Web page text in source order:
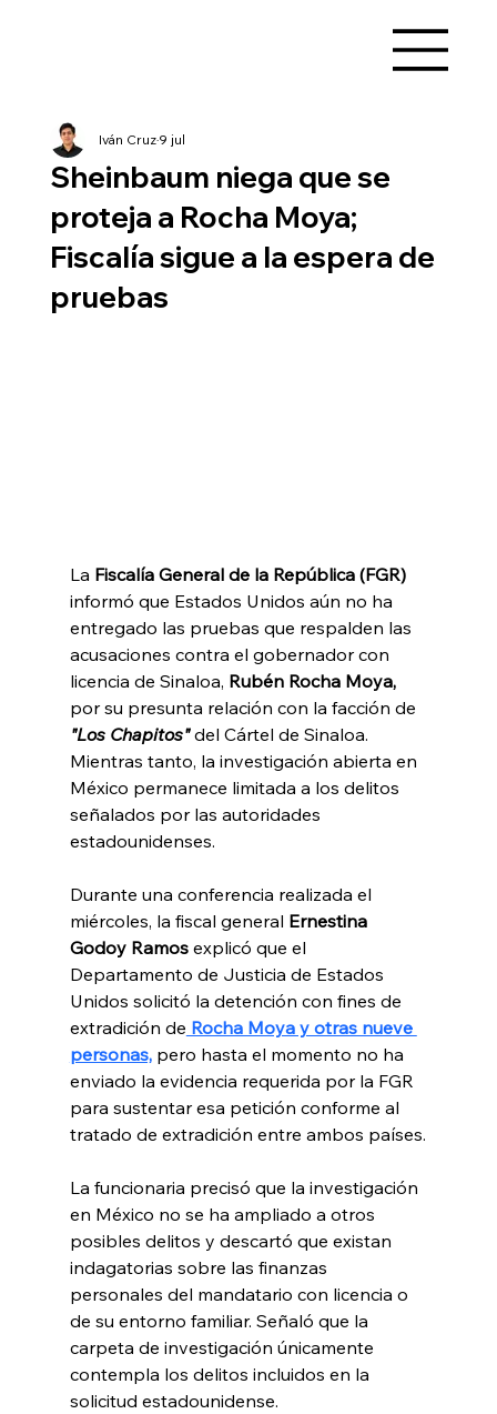
Sheinbaum niega que se
proteja a Rocha Moya;
Fiscalía sigue a la espera de
pruebas
Iván Cruz9 jul
La Fiscalía General de la República (FGR)
informó que Estados Unidos aún no ha
entregado las pruebas que respalden las
acusaciones contra el gobernador con
licencia de Sinaloa, Rubén Rocha Moya,
por su presunta relación con la facción de
"Los Chapitos" del Cártel de Sinaloa.
Mientras tanto, la investigación abierta en
México permanece limitada a los delitos
señalados por las autoridades
estadounidenses.
Durante una conferencia realizada el
miércoles, la fiscal general Ernestina
Godoy Ramos explicó que el
Departamento de Justicia de Estados
Unidos solicitó la detención con fines de
extradición de Rocha Moya y otras nueve
personas, pero hasta el momento no ha
enviado la evidencia requerida por la FGR
para sustentar esa petición conforme al
tratado de extradición entre ambos países.
La funcionaria precisó que la investigación
en México no se ha ampliado a otros
posibles delitos y descartó que existan
indagatorias sobre las finanzas
personales del mandatario con licencia o
de su entorno familiar. Señaló que la
carpeta de investigación únicamente
contempla los delitos incluidos en la
solicitud estadounidense.